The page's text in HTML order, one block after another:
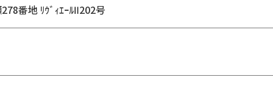
番地 ﾘｳﾞｨｴｰﾙⅡ202号